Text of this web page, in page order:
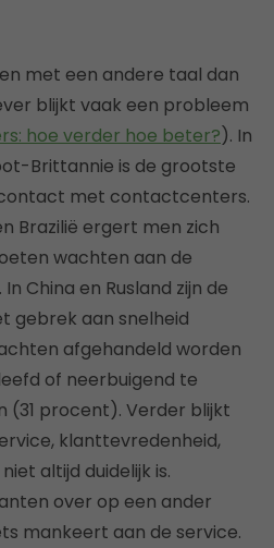
met een andere taal dan
blijkt vaak een probleem
hoe verder hoe beter?). In
Brittannie is de grootste
met contactcenters.
Brazilië ergert men zich
wachten aan de
China en Rusland zijn de
gebrek aan snelheid
afgehandeld worden
of neerbuigend te
(31 procent). Verder blijkt
klanttevredenheid,
altijd duidelijk is.
over op een ander
mankeert aan de service.